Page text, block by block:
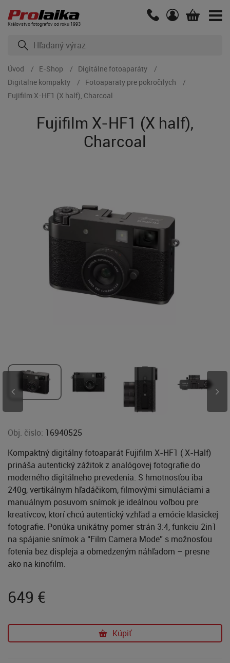
Kráľovstvo fotografov od roku 1993
Úvod E-Shop
Digitálne fotoaparáty
Digitálne kompakty
Fotoaparáty pre pokročilých
Fujifilm X-HF1 (X half), Charcoal
Fujifilm X-HF1 (X half),
Charcoal
Obj. čislo: 16940525
Kompaktný digitálny fotoaparát Fujifilm X-HF1 ( X-Half)
prináša autentický zážitok z analógovej fotografie do
moderného digitálneho prevedenia. S hmotnosťou iba
240g, vertikálnym hľadáčikom, filmovými simuláciami a
manuálnym posuvom snímok je ideálnou voľbou pre
kreatívcov, ktorí chcú autentický vzhľad a emócie klasickej
fotografie. Ponúka unikátny pomer strán 3:4, funkciu 2in1
na spájanie snímok a “Film Camera Mode” s možnosťou
fotenia bez displeja a obmedzeným náhľadom – presne
ako na kinofilm.
649 €
Kúpiť